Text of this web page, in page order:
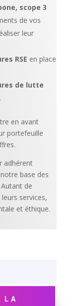
scope 3
de vos
leur
RSE en place
de lutte
.
en avant
portefeuille
adhérent
base des
de
services,
et éthique.
LA